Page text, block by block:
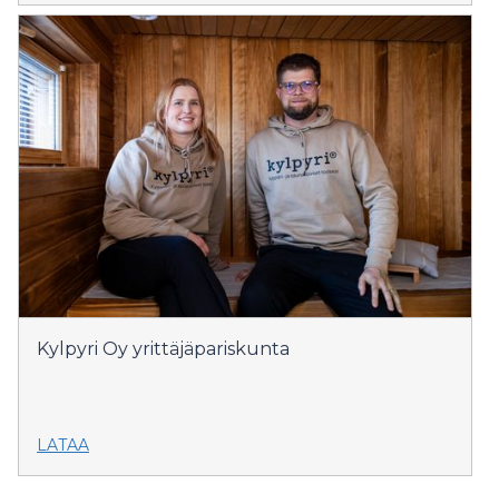
Kylpyri Oy yrittäjäpariskunta
LATAA